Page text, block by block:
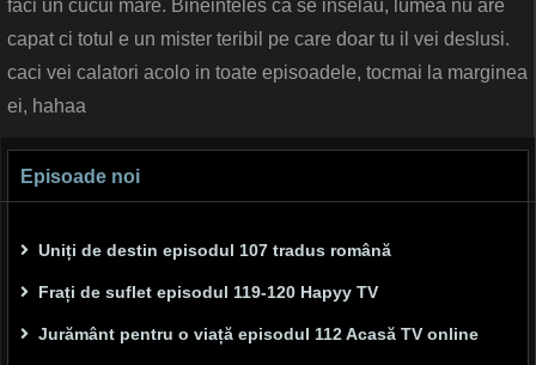
faci un cucui mare. Bineinteles ca se inselau, lumea nu are
capat ci totul e un mister teribil pe care doar tu il vei deslusi.
caci vei calatori acolo in toate episoadele, tocmai la marginea
ei, hahaa
Episoade noi
Uniți de destin episodul 107 tradus română
Frați de suflet episodul 119-120 Hapyy TV
Jurământ pentru o viață episodul 112 Acasă TV online